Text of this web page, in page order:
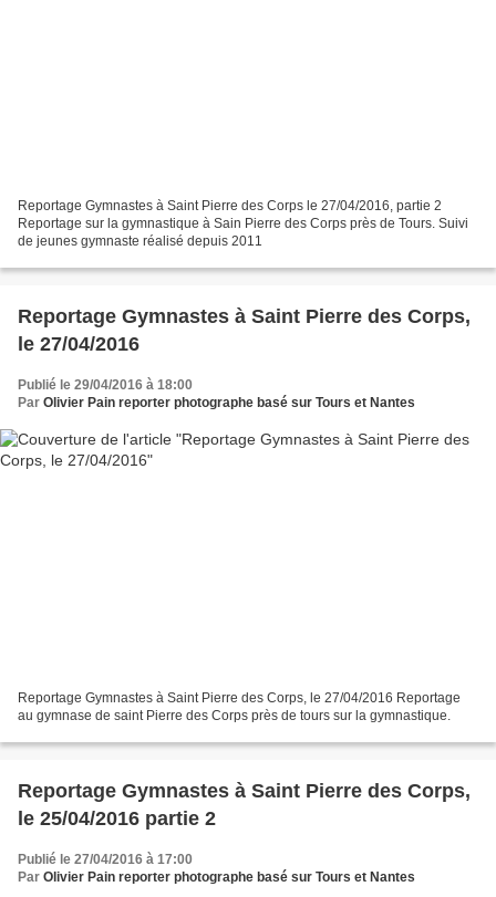
Reportage Gymnastes à Saint Pierre des Corps le 27/04/2016, partie 2
Reportage sur la gymnastique à Sain Pierre des Corps près de Tours. Suivi
de jeunes gymnaste réalisé depuis 2011
Reportage Gymnastes à Saint Pierre des Corps,
le 27/04/2016
Publié le 29/04/2016 à 18:00
Par Olivier Pain reporter photographe basé sur Tours et Nantes
Reportage Gymnastes à Saint Pierre des Corps, le 27/04/2016 Reportage
au gymnase de saint Pierre des Corps près de tours sur la gymnastique.
Reportage Gymnastes à Saint Pierre des Corps,
le 25/04/2016 partie 2
Publié le 27/04/2016 à 17:00
Par Olivier Pain reporter photographe basé sur Tours et Nantes